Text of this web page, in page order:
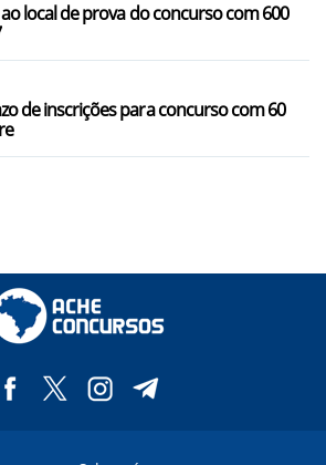
local de prova do concurso com 600
de inscrições para concurso com 60